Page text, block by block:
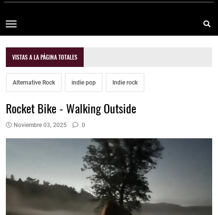
VISTAS A LA PÁGINA TOTALES
Alternative Rock indie pop Indie rock
Rocket Bike - Walking Outside
Noviembre 03, 2025 0